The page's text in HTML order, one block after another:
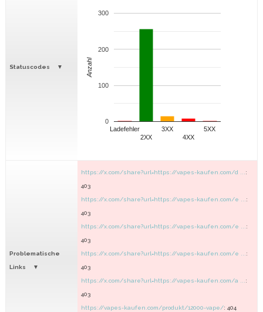
Statuscodes
Ladefehler
2XX
3XX
4XX
5XX
0
100
200
300
Anzahl
Problematische
Links
https://x.com/share?url=https://vapes-kaufen.com/d ... :
403
https://x.com/share?url=https://vapes-kaufen.com/e ... :
403
https://x.com/share?url=https://vapes-kaufen.com/e ... :
403
https://x.com/share?url=https://vapes-kaufen.com/e ... :
403
https://x.com/share?url=https://vapes-kaufen.com/a ... :
403
https://vapes-kaufen.com/produkt/12000-vape/: 404